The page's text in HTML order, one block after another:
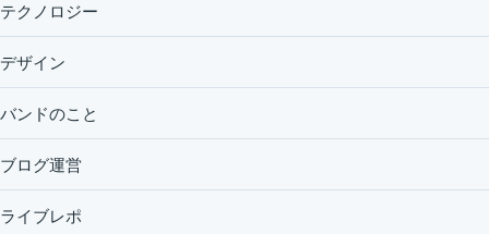
テクノロジー
デザイン
バンドのこと
ブログ運営
ライブレポ